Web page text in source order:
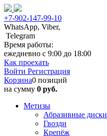
+7-902-147-99-10
WhatsApp, Viber,
Telegram
Время работы:
ежедневно с 9:00 до 18:00
Как проехать
Войти Регистрация
Корзина0 позиций
на сумму 0 руб.
Метизы
Абразивные диски
Гвозди
Крепёж